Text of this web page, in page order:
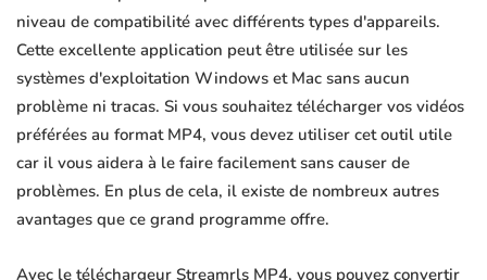
niveau de compatibilité avec différents types d'appareils.
Cette excellente application peut être utilisée sur les
systèmes d'exploitation Windows et Mac sans aucun
problème ni tracas. Si vous souhaitez télécharger vos vidéos
préférées au format MP4, vous devez utiliser cet outil utile
car il vous aidera à le faire facilement sans causer de
problèmes. En plus de cela, il existe de nombreux autres
avantages que ce grand programme offre.
Avec le téléchargeur Streamrls MP4, vous pouvez convertir